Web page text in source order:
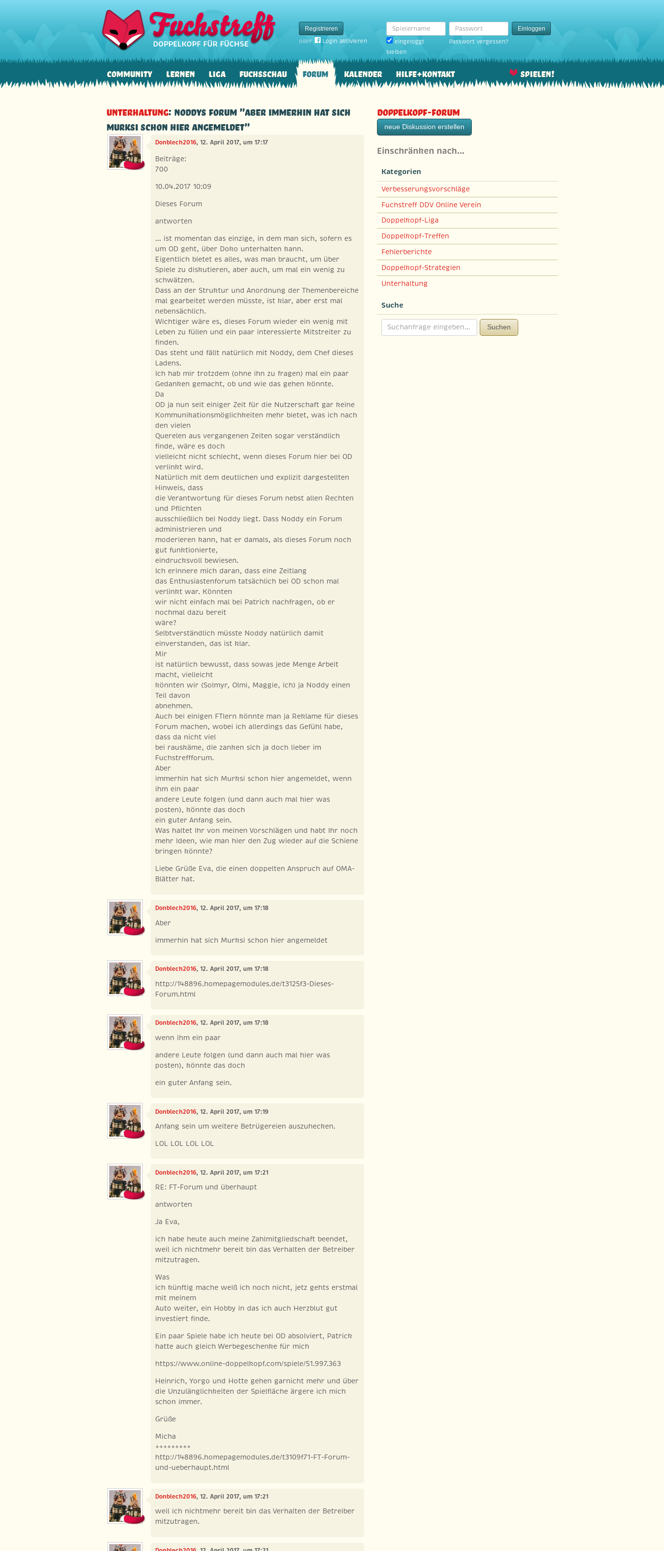
Registrieren
oder
Login aktivieren
Spielername
eingeloggt
bleiben
Passwort
Einloggen
Passwort vergessen?
Community Lernen Liga Fuchsschau Forum Kalender Hilfe+Kontakt Spielen!
Unterhaltung: Noddys Forum "Aber immerhin hat sich
Murksi schon hier angemeldet"
Donblech2016, 12. April 2017, um 17:17
Beiträge:
700
10.04.2017 10:09
Dieses Forum
antworten
... ist momentan das einzige, in dem man sich, sofern es
um OD geht, über Doko unterhalten kann.
Eigentlich bietet es alles, was man braucht, um über
Spiele zu diskutieren, aber auch, um mal ein wenig zu
schwätzen.
Dass an der Struktur und Anordnung der Themenbereiche
mal gearbeitet werden müsste, ist klar, aber erst mal
nebensächlich.
Wichtiger wäre es, dieses Forum wieder ein wenig mit
Leben zu füllen und ein paar interessierte Mitstreiter zu
finden.
Das steht und fällt natürlich mit Noddy, dem Chef dieses
Ladens.
Ich hab mir trotzdem (ohne ihn zu fragen) mal ein paar
Gedanken gemacht, ob und wie das gehen könnte.
Da
OD ja nun seit einiger Zeit für die Nutzerschaft gar keine
Kommunikationsmöglichkeiten mehr bietet, was ich nach
den vielen
Querelen aus vergangenen Zeiten sogar verständlich
finde, wäre es doch
vielleicht nicht schlecht, wenn dieses Forum hier bei OD
verlinkt wird.
Natürlich mit dem deutlichen und explizit dargestellten
Hinweis, dass
die Verantwortung für dieses Forum nebst allen Rechten
und Pflichten
ausschließlich bei Noddy liegt. Dass Noddy ein Forum
administrieren und
moderieren kann, hat er damals, als dieses Forum noch
gut funktionierte,
eindrucksvoll bewiesen.
Ich erinnere mich daran, dass eine Zeitlang
das Enthusiastenforum tatsächlich bei OD schon mal
verlinkt war. Könnten
wir nicht einfach mal bei Patrick nachfragen, ob er
nochmal dazu bereit
wäre?
Selbtverständlich müsste Noddy natürlich damit
einverstanden, das ist klar.
Mir
ist natürlich bewusst, dass sowas jede Menge Arbeit
macht, vielleicht
könnten wir (Solmyr, Olmi, Maggie, ich) ja Noddy einen
Teil davon
abnehmen.
Auch bei einigen FTlern könnte man ja Reklame für dieses
Forum machen, wobei ich allerdings das Gefühl habe,
dass da nicht viel
bei rauskäme, die zanken sich ja doch lieber im
Fuchstreffforum.
Aber
immerhin hat sich Murksi schon hier angemeldet, wenn
ihm ein paar
andere Leute folgen (und dann auch mal hier was
posten), könnte das doch
ein guter Anfang sein.
Was haltet Ihr von meinen Vorschlägen und habt Ihr noch
mehr Ideen, wie man hier den Zug wieder auf die Schiene
bringen könnte?
Liebe Grüße Eva, die einen doppelten Anspruch auf OMA-
Blätter hat.
Donblech2016, 12. April 2017, um 17:18
Aber
immerhin hat sich Murksi schon hier angemeldet
Donblech2016, 12. April 2017, um 17:18
http://148896.homepagemodules.de/t3125f3-Dieses-
Forum.html
Donblech2016, 12. April 2017, um 17:18
wenn ihm ein paar
andere Leute folgen (und dann auch mal hier was
posten), könnte das doch
ein guter Anfang sein.
Donblech2016, 12. April 2017, um 17:19
Anfang sein um weitere Betrügereien auszuhecken.
LOL LOL LOL LOL
Donblech2016, 12. April 2017, um 17:21
RE: FT-Forum und überhaupt
antworten
Ja Eva,
ich habe heute auch meine Zahlmitgliedschaft beendet,
weil ich nichtmehr bereit bin das Verhalten der Betreiber
mitzutragen.
Was
ich künftig mache weiß ich noch nicht, jetz gehts erstmal
mit meinem
Auto weiter, ein Hobby in das ich auch Herzblut gut
investiert finde.
Ein paar Spiele habe ich heute bei OD absolviert, Patrick
hatte auch gleich Werbegeschenke für mich
https://www.online-doppelkopf.com/spiele/51.997.363
Heinrich, Yorgo und Hotte gehen garnicht mehr und über
die Unzulänglichkeiten der Spielfläche ärgere ich mich
schon immer.
Grüße
Micha
+++++++++
http://148896.homepagemodules.de/t3109f71-FT-Forum-
und-ueberhaupt.html
Donblech2016, 12. April 2017, um 17:21
weil ich nichtmehr bereit bin das Verhalten der Betreiber
mitzutragen.
Doppelkopf-Forum
neue Diskussion erstellen
Einschränken nach…
Kategorien
Verbesserungsvorschläge
Fuchstreff DDV Online Verein
Doppelkopf-Liga
Doppelkopf-Treffen
Fehlerberichte
Doppelkopf-Strategien
Unterhaltung
Suche
Suchen